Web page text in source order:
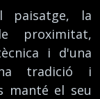
paisatge, la
proximitat,
i d'una
tradició i
manté el seu